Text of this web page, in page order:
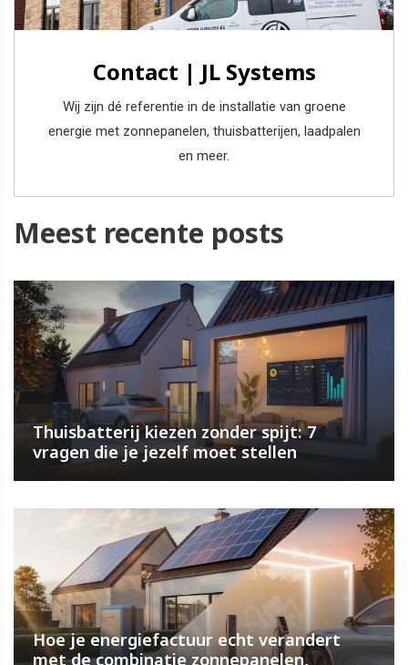
Contact | JL Systems
Wij zijn dé referentie in de installatie van groene
energie met zonnepanelen, thuisbatterijen, laadpalen
en meer.
Meest recente posts
Thuisbatterij kiezen zonder spijt: 7
vragen die je jezelf moet stellen
Hoe je energiefactuur echt verandert
met de combinatie zonnepanelen,